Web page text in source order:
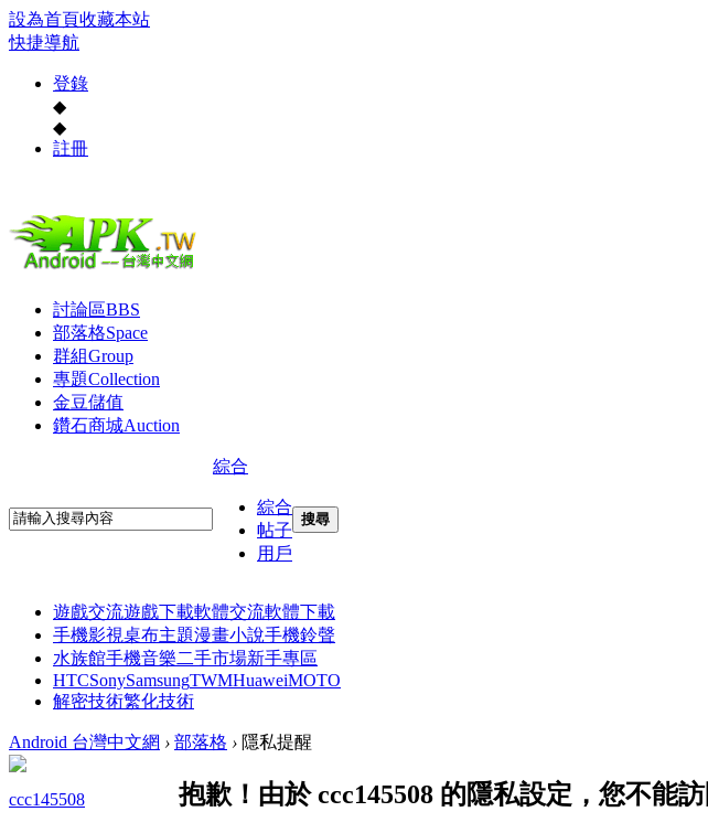
設為首頁收藏本站
快捷導航
登錄
◆
◆
註冊
討論區BBS
部落格Space
群組Group
專題Collection
金豆儲值
鑽石商城Auction
綜合
綜合
帖子
用戶
搜尋
遊戲交流遊戲下載軟體交流軟體下載
手機影視桌布主題漫畫小說手機鈴聲
水族館手機音樂二手市場新手專區
HTCSonySamsungTWMHuaweiMOTO
解密技術繁化技術
Android 台灣中文網 › 部落格 › 隱私提醒
ccc145508 抱歉！由於 ccc145508 的隱私設定，您不能